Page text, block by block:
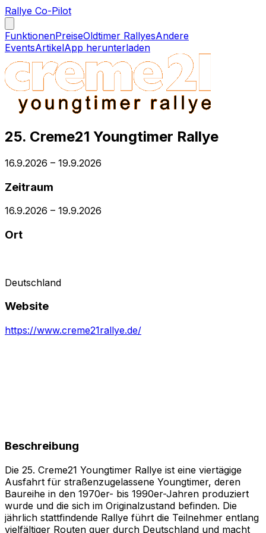
Rallye Co-Pilot
FunktionenPreiseOldtimer RallyesAndere
EventsArtikelApp herunterladen
25. Creme21 Youngtimer Rallye
16.9.2026 – 19.9.2026
Zeitraum
16.9.2026 – 19.9.2026
Ort
Deutschland
Website
https://www.creme21rallye.de/
Beschreibung
Die 25. Creme21 Youngtimer Rallye ist eine viertägige
Ausfahrt für straßenzugelassene Youngtimer, deren
Baureihe in den 1970er- bis 1990er-Jahren produziert
wurde und die sich im Originalzustand befinden. Die
jährlich stattfindende Rallye führt die Teilnehmer entlang
vielfältiger Routen quer durch Deutschland und macht